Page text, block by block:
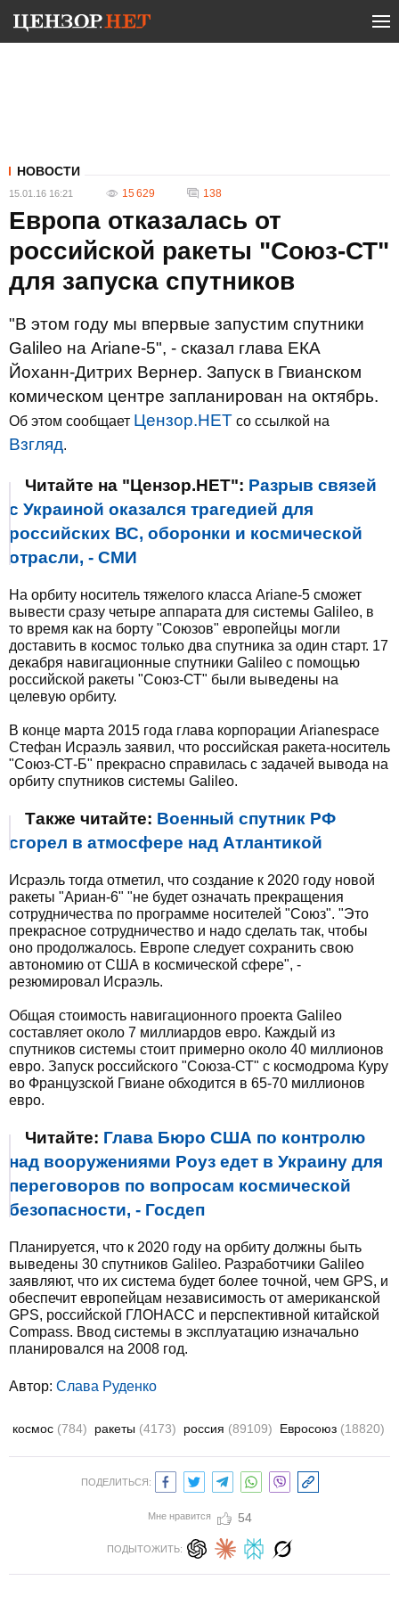
НОВОСТИ
15.01.16 16:21 15 629 138
Европа отказалась от
российской ракеты "Союз-СТ"
для запуска спутников
"В этом году мы впервые запустим спутники
Galileo на Ariane-5", - сказал глава ЕКА
Йоханн-Дитрих Вернер. Запуск в Гвианском
комическом центре запланирован на октябрь.
Об этом сообщает Цензор.НЕТ со ссылкой на
Взгляд.
Читайте на "Цензор.НЕТ": Разрыв связей
с Украиной оказался трагедией для
российских ВС, оборонки и космической
отрасли, - СМИ
На орбиту носитель тяжелого класса Ariane-5 сможет
вывести сразу четыре аппарата для системы Galileo, в
то время как на борту "Союзов" европейцы могли
доставить в космос только два спутника за один старт. 17
декабря навигационные спутники Galileo с помощью
российской ракеты "Союз-СТ" были выведены на
целевую орбиту.
В конце марта 2015 года глава корпорации Arianespace
Стефан Исраэль заявил, что российская ракета-носитель
"Союз-СТ-Б" прекрасно справилась с задачей вывода на
орбиту спутников системы Galileo.
Также читайте: Военный спутник РФ
сгорел в атмосфере над Атлантикой
Исраэль тогда отметил, что создание к 2020 году новой
ракеты "Ариан-6" "не будет означать прекращения
сотрудничества по программе носителей "Союз". "Это
прекрасное сотрудничество и надо сделать так, чтобы
оно продолжалось. Европе следует сохранить свою
автономию от США в космической сфере", -
резюмировал Исраэль.
Общая стоимость навигационного проекта Galileo
составляет около 7 миллиардов евро. Каждый из
спутников системы стоит примерно около 40 миллионов
евро. Запуск российского "Союза-СТ" с космодрома Куру
во Французской Гвиане обходится в 65-70 миллионов
евро.
Читайте: Глава Бюро США по контролю
над вооружениями Роуз едет в Украину для
переговоров по вопросам космической
безопасности, - Госдеп
Планируется, что к 2020 году на орбиту должны быть
выведены 30 спутников Galileo. Разработчики Galileo
заявляют, что их система будет более точной, чем GPS, и
обеспечит европейцам независимость от американской
GPS, российской ГЛОНАСС и перспективной китайской
Compass. Ввод системы в эксплуатацию изначально
планировался на 2008 год.
Автор: Слава Руденко
космос (784) ракеты (4173) россия (89109) Евросоюз (18820)
ПОДЕЛИТЬСЯ:
Мне нравится 54
ПОДЫТОЖИТЬ: